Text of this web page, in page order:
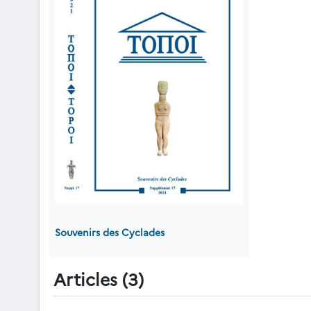
Souvenirs des Cyclades
Articles (3)